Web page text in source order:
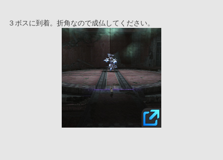
３ボスに到着。折角なので成仏してください。